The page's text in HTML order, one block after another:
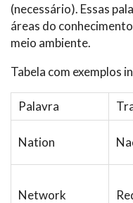
(necessário). Essas
áreas do
meio ambiente.
Tabela com exemplos
Palavra
Nation
Network